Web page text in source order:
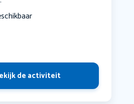
de activiteit